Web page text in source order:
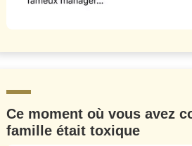
Ce moment où vous avez
famille était toxique